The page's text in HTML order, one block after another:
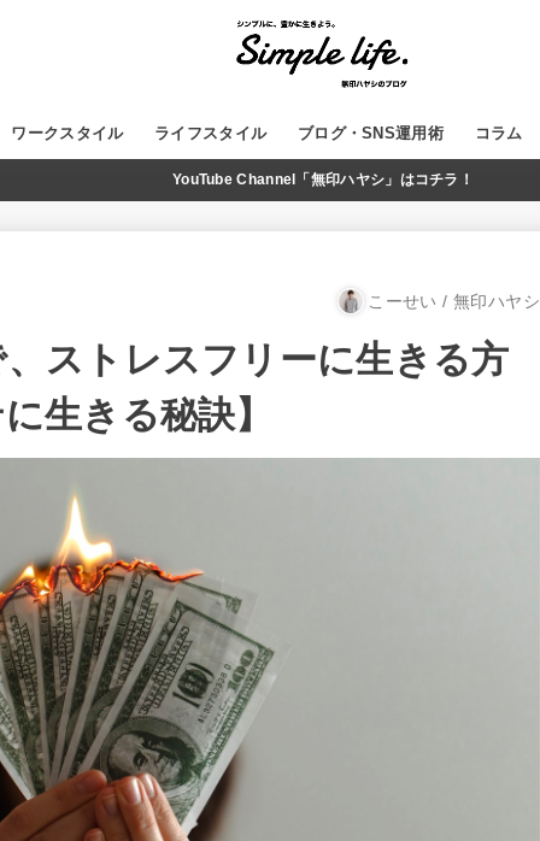
ワークスタイル ライフスタイル
GADGET
MUJI
ブログ・SNS運用術
WordPress
ブログ運営
SNS
YouTube
コラム
YouTube Channel「無印ハヤシ」はコチラ！
こーせい / 無印ハヤシ
ストレスフリーに生きる方
生きる秘訣】